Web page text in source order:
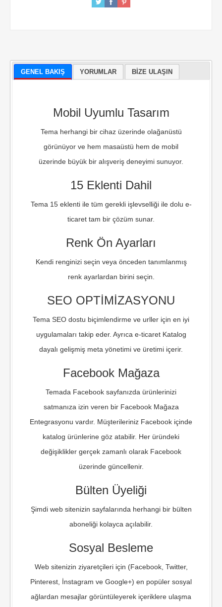
GENEL BAKIŞ YORUMLAR BIZE ULAŞIN
Mobil Uyumlu Tasarım
Tema herhangi bir cihaz üzerinde olağanüstü
görünüyor ve hem masaüstü hem de mobil
üzerinde büyük bir alışveriş deneyimi sunuyor.
15 Eklenti Dahil
Tema 15 eklenti ile tüm gerekli işlevselliği ile dolu e-
ticaret tam bir çözüm sunar.
Renk Ön Ayarları
Kendi renginizi seçin veya önceden tanımlanmış
renk ayarlardan birini seçin.
SEO OPTİMİZASYONU
Tema SEO dostu biçimlendirme ve urller için en iyi
uygulamaları takip eder. Ayrıca e-ticaret Katalog
dayalı gelişmiş meta yönetimi ve üretimi içerir.
Facebook Mağaza
Temada Facebook sayfanızda ürünlerinizi
satmanıza izin veren bir Facebook Mağaza
Entegrasyonu vardır. Müşterileriniz Facebook içinde
katalog ürünlerine göz atabilir. Her üründeki
değişiklikler gerçek zamanlı olarak Facebook
üzerinde güncellenir.
Bülten Üyeliği
Şimdi web sitenizin sayfalarında herhangi bir bülten
aboneliği kolayca açılabilir.
Sosyal Besleme
Web sitenizin ziyaretçileri için (Facebook, Twitter,
Pinterest, İnstagram ve Google+) en popüler sosyal
ağlardan mesajlar görüntüleyerek içeriklere ulaşma